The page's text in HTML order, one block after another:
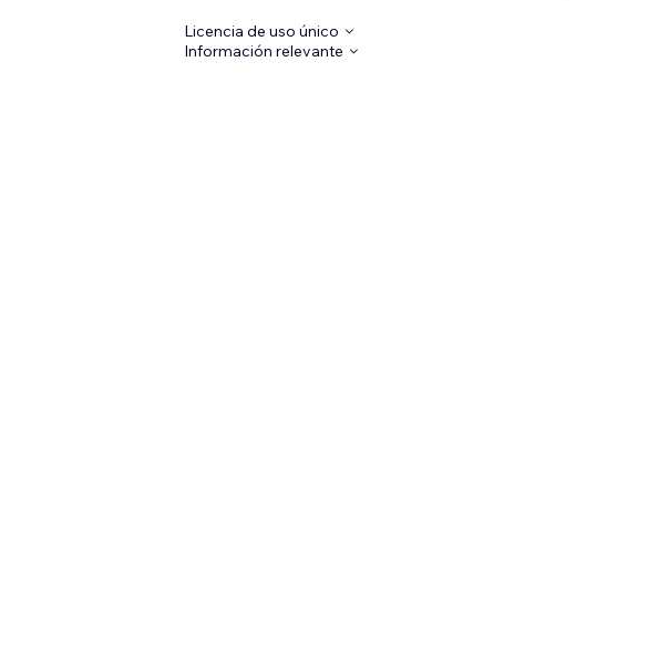
Licencia de uso único
Información relevante